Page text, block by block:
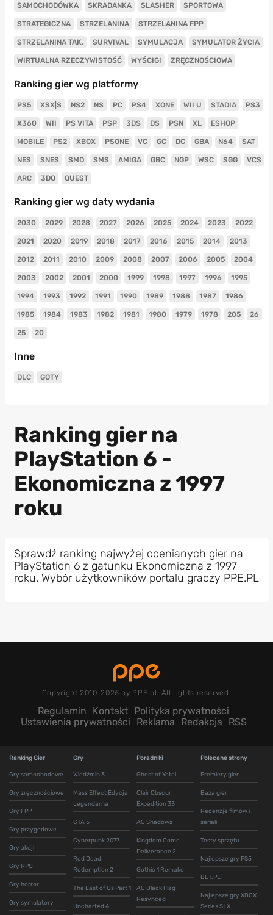
SAMOCHODÓWKA SKRADANKA SLASHER SPORTOWA
STRATEGICZNA STRZELANINA STRZELANINA FPP
STRZELANINA TAK. SURVIVAL SYMULACJA SYMULATOR ŻYCIA
WIRTUALNA RZECZYWISTOŚĆ WYŚCIGI ZRĘCZNOŚCIOWA
Ranking gier wg platformy
PS5 XSX|S NS2 NS PC PS4 XONE WII U STADIA PS3
X360 WII PS VITA PSP 3DS DS PSN XL ESHOP
MOBILE PS2 XBOX PSONE VC GC DC GBA N64 SAT
NES SNES SMD SMS AMIGA GBC NGP WSC SGG VCS
ARC 3DO QUEST
Ranking gier wg daty wydania
2030 2029 2028 2027 2026 2025 2024 2023 2022
2021 2020 2019 2018 2017 2016 2015 2014 2013
2012 2011 2010 2009 2008 2007 2006 2005 2004
2003 2002 2001 2000 1999 1998 1997 1996 1995
1994 1993 1992 1991 1990 1989 1988 1987 1986
1985 1984 1983 1982 1981 1980 1979 1978 205 26
25 20
Inne
DLC GOTY
Ranking gier na
PlayStation 6 -
Ekonomiczna z 1997
roku
Sprawdź ranking najwyżej ocenianych gier na
PlayStation 6 z gatunku Ekonomiczna z 1997
roku. Wybór użytkowników portalu graczy PPE.PL
Copyright 2010-2026 by PPE.pl. All rights reserved.
Regulamin Kontakt Polityka prywatności
Ustawienia prywatności
Reklama Redakcja RSS
Ranking Gier
Gry samochodowe
Gry zręcznościowe
Gry FPP
Gry przygodowe
Gry akcji
Gry RPG
Gry horror
Gry symulatory
Gry
Wiedźmin 3
Mass Effect Edycja
Legendarna
GTA 5
Cyberpunk 2077
Red Dead
Redemption 2
The Last of Us Part 1
Uncharted 4
Poradniki
Ghost of Yotei
Clair Obscur
Expedition 33
AC Shadows
Kingdom Come
Deliverance 2
Gothic 1 Remake
AC Black Flag
Resynced
Polecane strony
Premiery gier
Baza gier
Recenzje filmów i
seriali
Testy sprzętu
Najlepsze gry PS5
BET.PL
Najlepsze gry XBOX
Series S i X